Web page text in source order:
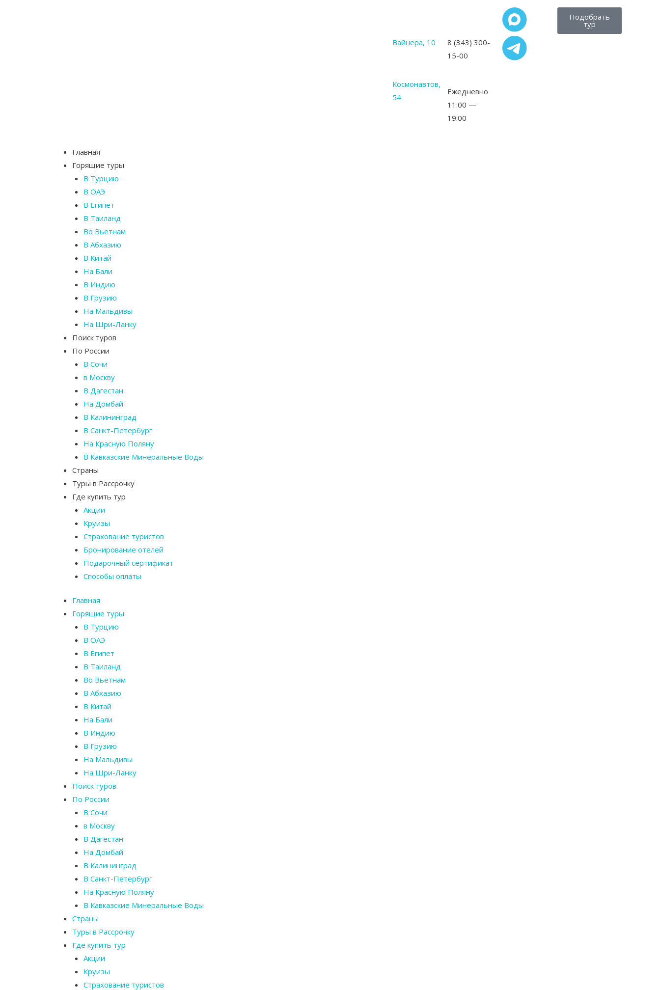
Вайнера, 10
Космонавтов,
54
8 (343) 300-
15-00
Ежедневно
11:00 —
19:00
Подобрать
тур
Главная
Горящие туры
В Турцию
В ОАЭ
В Египет
В Таиланд
Во Вьетнам
В Абхазию
В Китай
На Бали
В Индию
В Грузию
На Мальдивы
На Шри-Ланку
Поиск туров
По России
В Сочи
в Москву
В Дагестан
На Домбай
В Калининград
В Санкт-Петербург
На Красную Поляну
В Кавказские Минеральные Воды
Страны
Туры в Рассрочку
Где купить тур
Акции
Круизы
Страхование туристов
Бронирование отелей
Подарочный сертификат
Способы оплаты
Главная
Горящие туры
В Турцию
В ОАЭ
В Египет
В Таиланд
Во Вьетнам
В Абхазию
В Китай
На Бали
В Индию
В Грузию
На Мальдивы
На Шри-Ланку
Поиск туров
По России
В Сочи
в Москву
В Дагестан
На Домбай
В Калининград
В Санкт-Петербург
На Красную Поляну
В Кавказские Минеральные Воды
Страны
Туры в Рассрочку
Где купить тур
Акции
Круизы
Страхование туристов